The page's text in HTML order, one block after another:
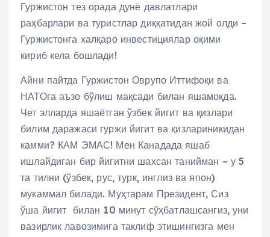
Гуржистон тез орада дунё давлатлари
раҳбарлари ва туристлар диққатидан жой олди –
Гуржистонга халқаро инвестициялар оқими
кириб кела бошлади!
Айни пайтда Гуржистон Оврупо Иттифоқи ва
НАТОга аъзо бўлиш мақсади билан яшамоқда.
Чет элларда яшаётган ўзбек йигит ва қизлари
билим даражаси гуржи йигит ва қизлариникидан
камми? КАМ ЭМАС! Мен Канадада яшаб
ишлайдиган бир йигитни шахсан танийман – у 5
та тилни (ўзбек, рус, турк, инглиз ва япон)
мукаммал билади. Муҳтарам Президент, Сиз
ўша йигит билан 10 минут сўҳбатлашсангиз, уни
вазирлик лавозимига таклиф этишингизга мен